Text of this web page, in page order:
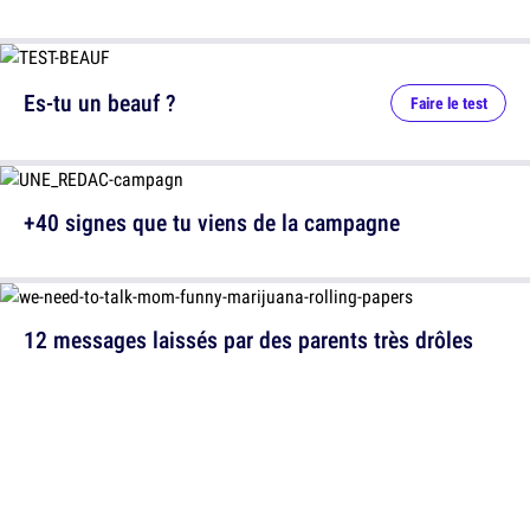
12 messages laissés par des parents très drôles
Es-tu un beauf ? Faire le test
+40 signes que tu viens de la campagne